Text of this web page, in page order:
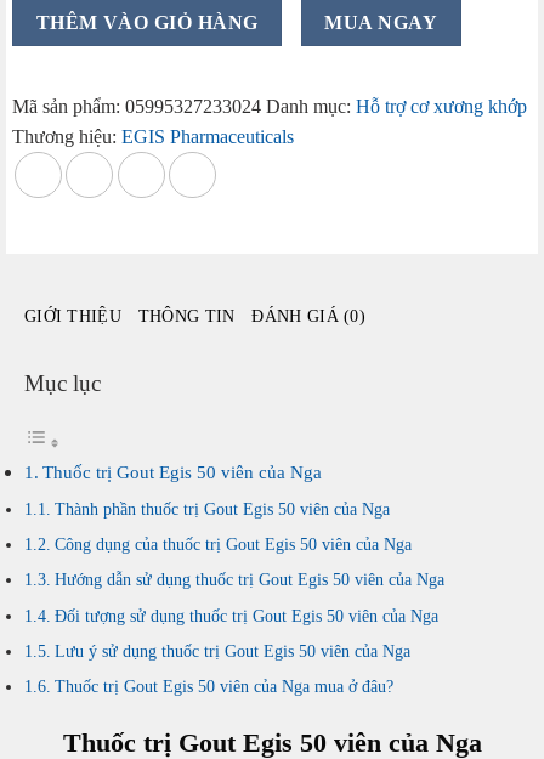
Thuốc
Egis
viên
của
THÊM VÀO GIỎ HÀNG MUA NGAY
Mã sản phẩm: 05995327233024 Danh mục: Hỗ trợ cơ xương khớp
Thương hiệu: EGIS Pharmaceuticals
GIỚI THIỆU THÔNG TIN ĐÁNH GIÁ (0)
Mục lục
Thuốc trị Gout Egis 50 viên của Nga
Thành phần thuốc trị Gout Egis 50 viên của Nga
Công dụng của thuốc trị Gout Egis 50 viên của Nga
Hướng dẫn sử dụng thuốc trị Gout Egis 50 viên của Nga
Đối tượng sử dụng thuốc trị Gout Egis 50 viên của Nga
Lưu ý sử dụng thuốc trị Gout Egis 50 viên của Nga
Thuốc trị Gout Egis 50 viên của Nga mua ở đâu?
Thuốc trị Gout Egis 50 viên của Nga